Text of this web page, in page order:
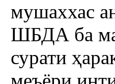
мушаххас
ШБДА ба
сурати